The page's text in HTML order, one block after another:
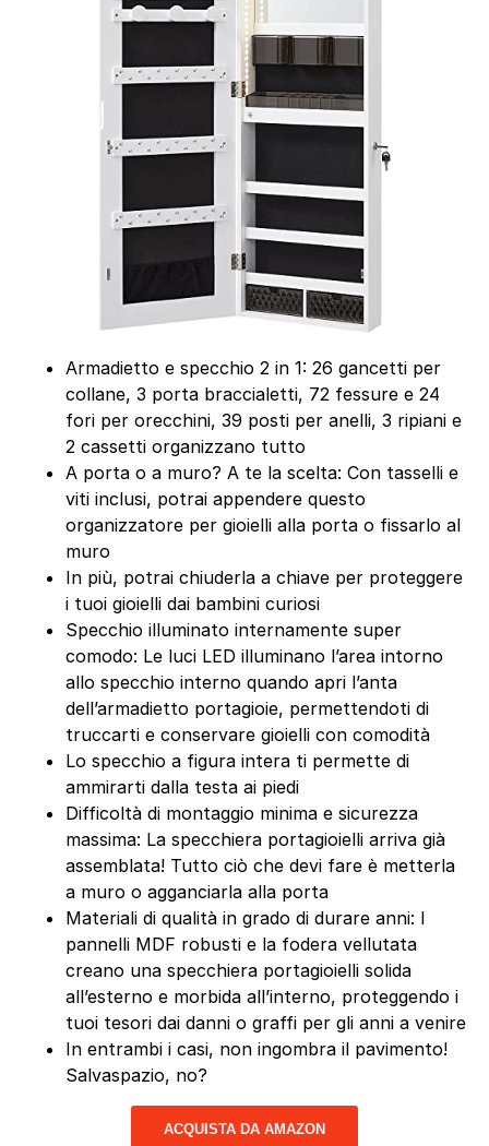
Armadietto e specchio 2 in 1: 26 gancetti per
collane, 3 porta braccialetti, 72 fessure e 24
fori per orecchini, 39 posti per anelli, 3 ripiani e
2 cassetti organizzano tutto
A porta o a muro? A te la scelta: Con tasselli e
viti inclusi, potrai appendere questo
organizzatore per gioielli alla porta o fissarlo al
muro
In più, potrai chiuderla a chiave per proteggere
i tuoi gioielli dai bambini curiosi
Specchio illuminato internamente super
comodo: Le luci LED illuminano l’area intorno
allo specchio interno quando apri l’anta
dell’armadietto portagioie, permettendoti di
truccarti e conservare gioielli con comodità
Lo specchio a figura intera ti permette di
ammirarti dalla testa ai piedi
Difficoltà di montaggio minima e sicurezza
massima: La specchiera portagioielli arriva già
assemblata! Tutto ciò che devi fare è metterla
a muro o agganciarla alla porta
Materiali di qualità in grado di durare anni: I
pannelli MDF robusti e la fodera vellutata
creano una specchiera portagioielli solida
all’esterno e morbida all’interno, proteggendo i
tuoi tesori dai danni o graffi per gli anni a venire
In entrambi i casi, non ingombra il pavimento!
Salvaspazio, no?
ACQUISTA DA AMAZON